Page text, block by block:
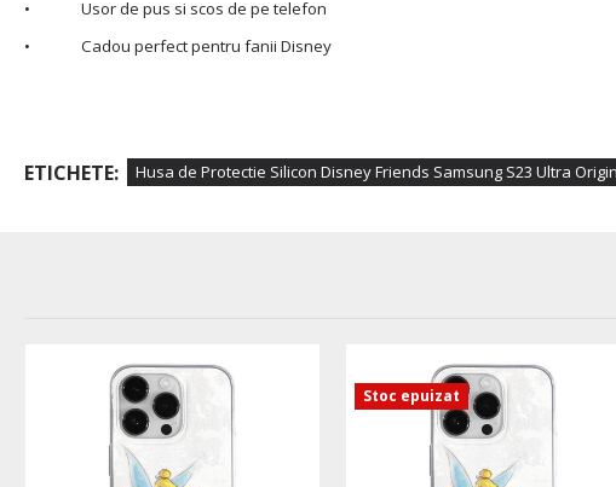
• Usor de pus si scos de pe telefon
• Cadou perfect pentru fanii Disney
ETICHETE: Husa de Protectie Silicon Disney Friends Samsung S23 Ultra
Stoc epuizat